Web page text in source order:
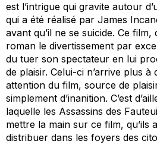
est l’intrigue qui gravite autour
qui a été réalisé par James
avant qu’il ne se suicide. Ce
roman le divertissement par
du tuer son spectateur en lui
de plaisir. Celui-ci n’arrive plus
attention du film, source de
simplement d’inanition. C’est
laquelle les Assassins des
mettre la main sur ce film, qu’ils
distribuer dans les foyers des